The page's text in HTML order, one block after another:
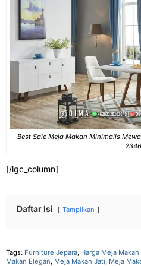
Best Sale Meja Makan Minimalis
2346
[/lgc_column]
Daftar Isi Tampilkan
Tags: Furniture Jepara, Harga Meja
Makan Elegan, Meja Makan Jati, Meja